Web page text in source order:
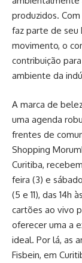
produzidos.
faz parte de seu
movimento, o
contribuição
ambiente da
A marca de
uma agenda
frentes de
Shopping
Curitiba,
feira (3) e
(5 e 11), das 14h
cartões ao vivo
oferecer uma a
ideal. Por lá, as
Fisbein, em